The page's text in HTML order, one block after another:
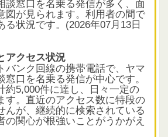
談窓口を名乗る発信が多く、面
図が見られます。利用者の間で
る状況です。(2026年07月13日
アクセス状況
バンク回線の携帯電話で、ヤマ
窓口を名乗る発信が中心です。
約5,000件に達し、日々一定の
す。直近のアクセス数に特段の
んが、継続的に検索されている
の関心が根強いことがうかがえ